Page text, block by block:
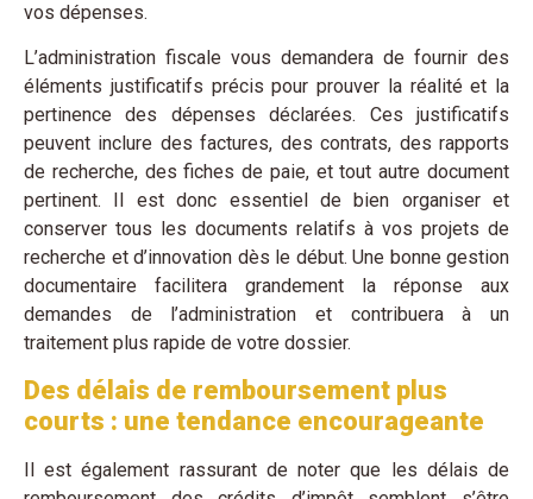
vos dépenses.
L’administration fiscale vous demandera de fournir des
éléments justificatifs précis pour prouver la réalité et la
pertinence des dépenses déclarées. Ces justificatifs
peuvent inclure des factures, des contrats, des rapports
de recherche, des fiches de paie, et tout autre document
pertinent. Il est donc essentiel de bien organiser et
conserver tous les documents relatifs à vos projets de
recherche et d’innovation dès le début. Une bonne gestion
documentaire facilitera grandement la réponse aux
demandes de l’administration et contribuera à un
traitement plus rapide de votre dossier.
Des délais de remboursement plus
courts : une tendance encourageante
Il est également rassurant de noter que les délais de